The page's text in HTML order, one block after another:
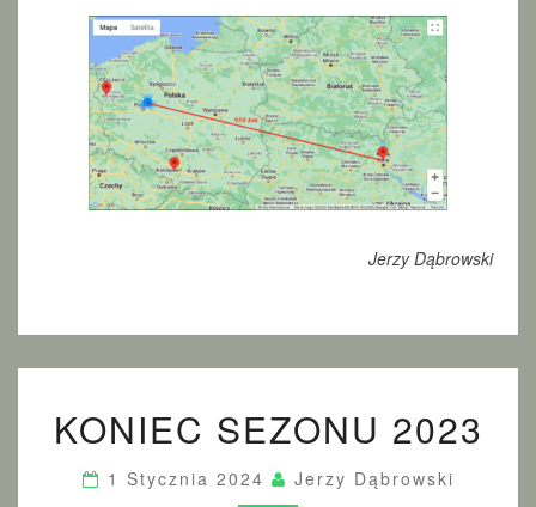
Jerzy Dąbrowski
O
N
I
E
KONIEC SEZONU 2023
1 Stycznia 2024 Jerzy Dąbrowski